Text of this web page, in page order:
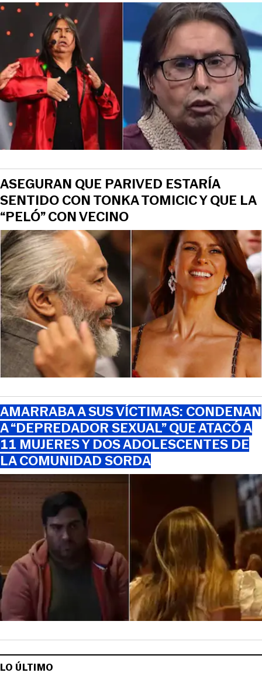
View this post on Instagram
ASEGURAN QUE PARIVED ESTARÍA
SENTIDO CON TONKA TOMICIC Y QUE LA
“PELÓ” CON VECINO
AMARRABA A SUS VÍCTIMAS: CONDENAN
A “DEPREDADOR SEXUAL” QUE ATACÓ A
11 MUJERES Y DOS ADOLESCENTES DE
LA COMUNIDAD SORDA
LO ÚLTIMO